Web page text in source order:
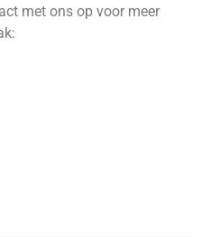
met ons op voor meer